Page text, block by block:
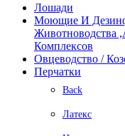
Лошади
Моющие И
Комплексов
Овцеводство /
Перчатки
Back
Латекс